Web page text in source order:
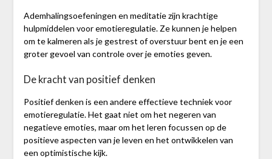
Ademhalingsoefeningen en meditatie zijn krachtige
hulpmiddelen voor emotieregulatie. Ze kunnen je helpen
om te kalmeren als je gestrest of overstuur bent en je een
groter gevoel van controle over je emoties geven.
De kracht van positief denken
Positief denken is een andere effectieve techniek voor
emotieregulatie. Het gaat niet om het negeren van
negatieve emoties, maar om het leren focussen op de
positieve aspecten van je leven en het ontwikkelen van
een optimistische kijk.